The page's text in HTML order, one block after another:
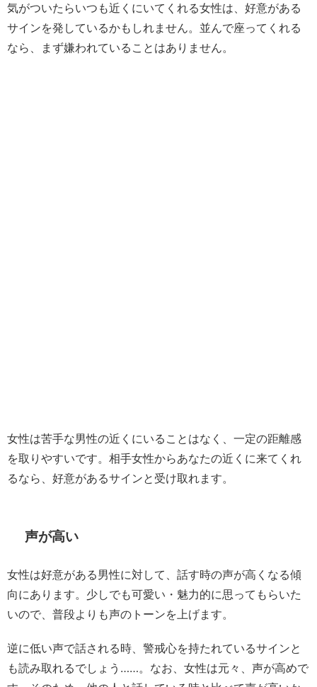
気がついたらいつも近くにいてくれる女性は、好意がある
サインを発しているかもしれません。並んで座ってくれる
なら、まず嫌われていることはありません。
女性は苦手な男性の近くにいることはなく、一定の距離感
を取りやすいです。相手女性からあなたの近くに来てくれ
るなら、好意があるサインと受け取れます。
声が高い
女性は好意がある男性に対して、話す時の声が高くなる傾
向にあります。少しでも可愛い・魅力的に思ってもらいた
いので、普段よりも声のトーンを上げます。
逆に低い声で話される時、警戒心を持たれているサインと
も読み取れるでしょう……。なお、女性は元々、声が高めで